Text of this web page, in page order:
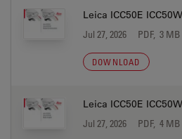
Leica ICC50E
Jul 27, 2026 PDF, 3 MB
DOWNLOAD
Leica ICC50E
Jul 27, 2026 PDF, 4 MB